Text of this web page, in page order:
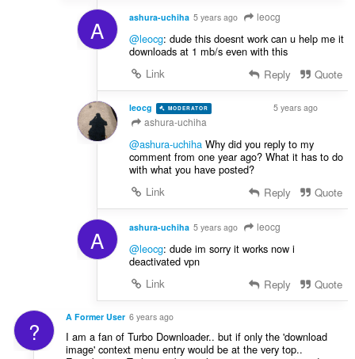
A ashura-uchiha 5 years ago leocg
@leocg: dude this doesnt work can u help me it
downloads at 1 mb/s even with this
Link
Reply Quote
leocg MODERATOR 5 years ago
ashura-uchiha
@ashura-uchihaWhy did you reply to my
comment from one year ago? What it has to do
with what you have posted?
Link
Reply Quote
A ashura-uchiha 5 years ago leocg
@leocg: dude im sorry it works now i
deactivated vpn
Link
Reply Quote
? A Former User 6 years ago
I am a fan of Turbo Downloader.. but if only the 'download
image' context menu entry would be at the very top..